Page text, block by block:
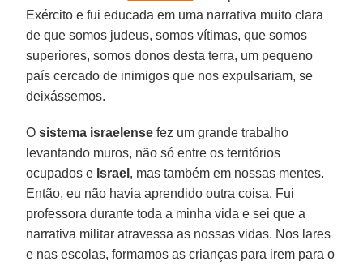
Exército e fui educada em uma narrativa muito clara
de que somos judeus, somos vítimas, que somos
superiores, somos donos desta terra, um pequeno
país cercado de inimigos que nos expulsariam, se
deixássemos.
Osistema israelense fez um grande trabalho
levantando muros, não só entre os territórios
ocupados e Israel , mas também em nossas mentes.
Então, eu não havia aprendido outra coisa. Fui
professora durante toda a minha vida e sei que a
narrativa militar atravessa as nossas vidas. Nos lares
e nas escolas, formamos as crianças para irem para o